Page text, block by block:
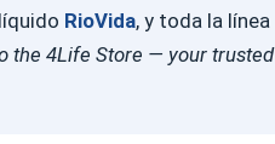
RioVida, y toda la línea
the 4Life Store — your trusted